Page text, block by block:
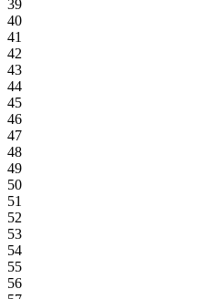
39
40
41
42
43
44
45
46
47
48
49
50
51
52
53
54
55
56